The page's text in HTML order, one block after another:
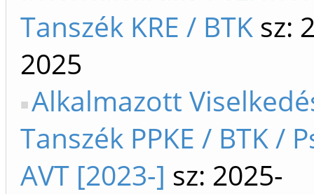
Tanszék KRE / BTK sz:
2025
Alkalmazott
Tanszék PPKE / BTK /
AVT [2023-] sz: 2025-